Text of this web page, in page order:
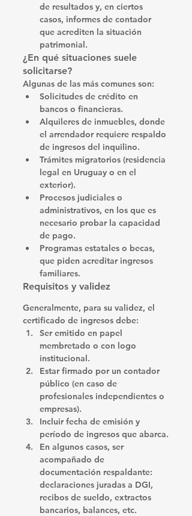
de resultados y, en ciertos
casos, informes de contador
que acrediten la situación
patrimonial.
¿En qué situaciones suele
solicitarse?
Algunas de las más comunes son:
Solicitudes de crédito en
bancos o financieras.
Alquileres de inmuebles, donde
el arrendador requiere respaldo
de ingresos del inquilino.
Trámites migratorios (residencia
legal en Uruguay o en el
exterior).
Procesos judiciales o
administrativos, en los que es
necesario probar la capacidad
de pago.
Programas estatales o becas,
que piden acreditar ingresos
familiares.
Requisitos y validez
Generalmente, para su validez, el
certificado de ingresos debe:
Ser emitido en papel
membretado o con logo
institucional.
Estar firmado por un contador
público (en caso de
profesionales independientes o
empresas).
Incluir fecha de emisión y
período de ingresos que abarca.
En algunos casos, ser
acompañado de
documentación respaldante:
declaraciones juradas a DGI,
recibos de sueldo, extractos
bancarios, balances, etc.